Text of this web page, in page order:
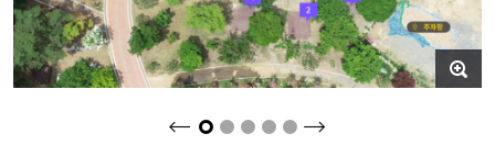
2 3 4 5